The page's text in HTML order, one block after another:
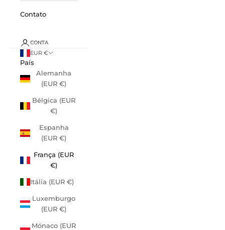
Contato
CONTA
EUR €
País
Alemanha
(EUR €)
Bélgica (EUR
€)
Espanha
(EUR €)
França (EUR
€)
Itália (EUR €)
Luxemburgo
(EUR €)
Mónaco (EUR